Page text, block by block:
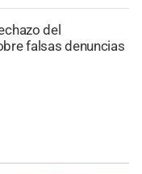
del
falsas denuncias